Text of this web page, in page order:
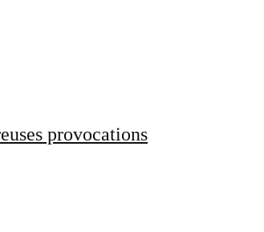
provocations